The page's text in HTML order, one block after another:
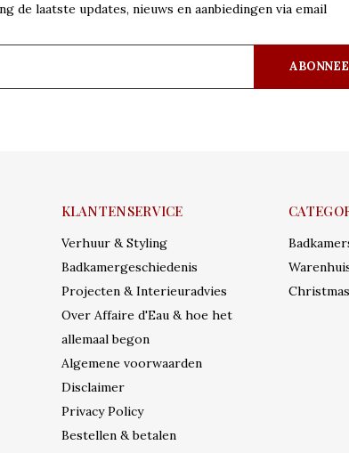
de laatste updates, nieuws en aanbiedingen via email
KLANTENSERVICE
Verhuur & Styling
Badkamergeschiedenis
Projecten & Interieuradvies
Over Affaire d'Eau & hoe het
allemaal begon
Algemene voorwaarden
Disclaimer
Privacy Policy
Bestellen & betalen
Christmas